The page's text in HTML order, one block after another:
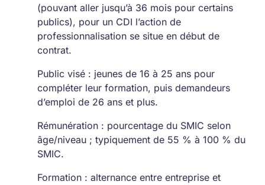
(pouvant aller jusqu’à 36 mois pour certains
publics), pour un CDI l’action de
professionnalisation se situe en début de
contrat.
Public visé : jeunes de 16 à 25 ans pour
compléter leur formation, puis demandeurs
d’emploi de 26 ans et plus.
Rémunération : pourcentage du SMIC selon
âge/niveau ; typiquement de 55 % à 100 % du
SMIC.
Formation : alternance entre entreprise et